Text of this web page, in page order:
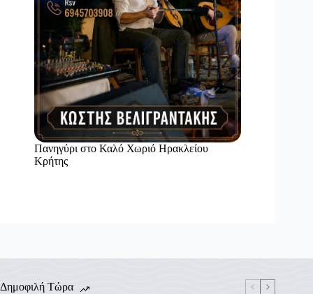
Πανηγύρι στο Καλό Χωριό Ηρακλείου
Κρήτης
Δημοφιλή Τώρα